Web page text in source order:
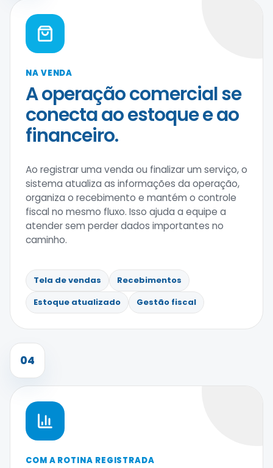
NA VENDA
A operação comercial se
conecta ao estoque e ao
financeiro.
Ao registrar uma venda ou finalizar um serviço, o
sistema atualiza as informações da operação,
organiza o recebimento e mantém o controle
fiscal no mesmo fluxo. Isso ajuda a equipe a
atender sem perder dados importantes no
caminho.
Tela de vendas
Recebimentos
Estoque atualizado
Gestão fiscal
04
COM A ROTINA REGISTRADA